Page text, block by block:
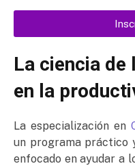
La ciencia de
en la
La especialización en
un programa práctico
enfocado en ayudar a